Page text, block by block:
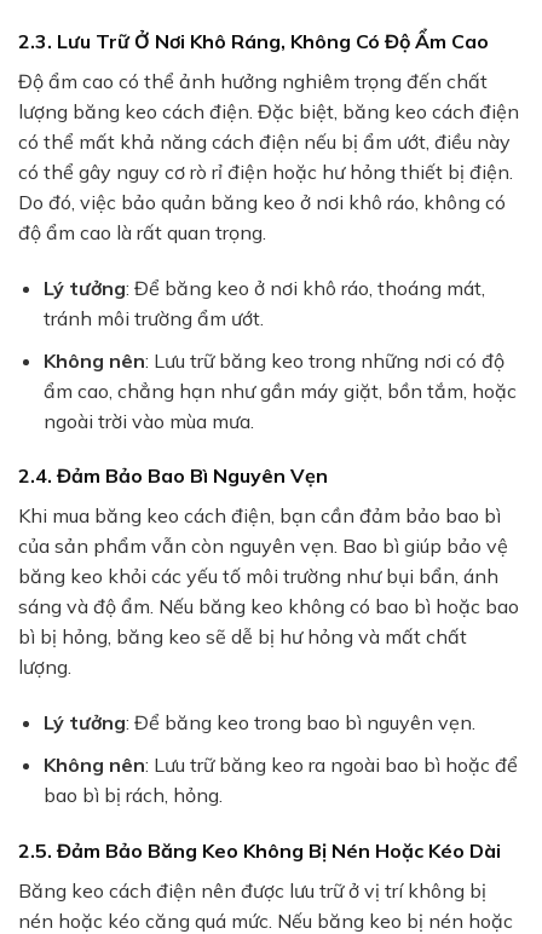
2.3. Lưu Trữ Ở Nơi Khô Ráng, Không Có Độ Ẩm Cao
Độ ẩm cao có thể ảnh hưởng nghiêm trọng đến chất
lượng băng keo cách điện. Đặc biệt, băng keo cách điện
có thể mất khả năng cách điện nếu bị ẩm ướt, điều này
có thể gây nguy cơ rò rỉ điện hoặc hư hỏng thiết bị điện.
Do đó, việc bảo quản băng keo ở nơi khô ráo, không có
độ ẩm cao là rất quan trọng.
Lý tưởng: Để băng keo ở nơi khô ráo, thoáng mát,
tránh môi trường ẩm ướt.
Không nên: Lưu trữ băng keo trong những nơi có độ
ẩm cao, chẳng hạn như gần máy giặt, bồn tắm, hoặc
ngoài trời vào mùa mưa.
2.4. Đảm Bảo Bao Bì Nguyên Vẹn
Khi mua băng keo cách điện, bạn cần đảm bảo bao bì
của sản phẩm vẫn còn nguyên vẹn. Bao bì giúp bảo vệ
băng keo khỏi các yếu tố môi trường như bụi bẩn, ánh
sáng và độ ẩm. Nếu băng keo không có bao bì hoặc bao
bì bị hỏng, băng keo sẽ dễ bị hư hỏng và mất chất
lượng.
Lý tưởng: Để băng keo trong bao bì nguyên vẹn.
Không nên: Lưu trữ băng keo ra ngoài bao bì hoặc để
bao bì bị rách, hỏng.
2.5. Đảm Bảo Băng Keo Không Bị Nén Hoặc Kéo Dài
Băng keo cách điện nên được lưu trữ ở vị trí không bị
nén hoặc kéo căng quá mức. Nếu băng keo bị nén hoặc